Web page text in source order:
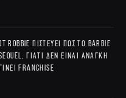
Robbie πιστεύει πως το Barbie
γιατί δεν είναι ανάγκη
franchise